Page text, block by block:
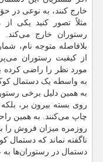
خارج کنند، به نوعی در
مثلاً تصور کنید یکی
رستوران خارج می‌کند.
بلافاصله متوجه نام،
از کیفیت رستوران
مورد نظر را راضی کرده
به واسطه یک دستمال
به همین دلیل برخی
روی بسته بیرون بر،
چاپ می‌کنند. به همین
روزمره میزان فروش را
ناگفته نماند که دستمال
دستمال در رستوران‌ها به